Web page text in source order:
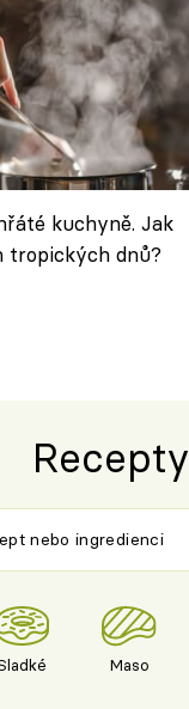
kuchyně. Jak
tropických dnů?
Recepty
Maso